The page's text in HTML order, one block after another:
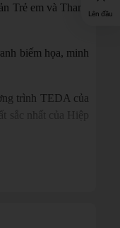
Lên đầu
Trẻ em và Thanh
biếm họa, minh
trình TEDA của
nhất của Hiệp